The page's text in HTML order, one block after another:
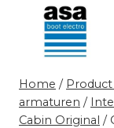
Doorgaan
inhoud
Home /
armaturen /
Cabin Original /